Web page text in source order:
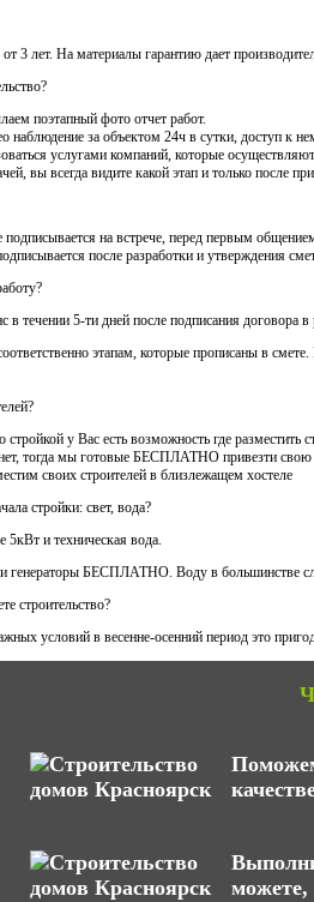
3 лет. На материалы гарантию дает
поэтапный фото отчет работ.
наблюдение за объектом 24ч в сутки, доступ к
услугами компаний, которые
вы всегда видите какой этап и только
подписывается на встрече, перед первым
после разработки и утверждения
в течении 5-ти дней после подписания
этапам, которые прописаны в
стройкой у Вас есть возможность где
тогда мы готовые БЕСПЛАТНО привезти свою
своих строителей в близлежащем хостеле
стройки: свет, вода?
и техническая вода.
генераторы БЕСПЛАТНО. Воду в большинстве
строительство?
условий в весенне-осенний период это
можете,